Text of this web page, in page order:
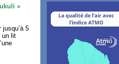
»
5
un lit